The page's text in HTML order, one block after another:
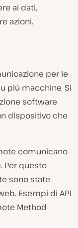
ai dati,
azioni.
per le
più macchine. Si
software
dispositivo che
comunicano
Per questo
sono state
Esempi di API
Method